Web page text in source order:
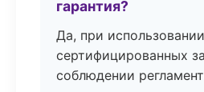
гарантия?
Да, при использовании
сертифицированных
соблюдении